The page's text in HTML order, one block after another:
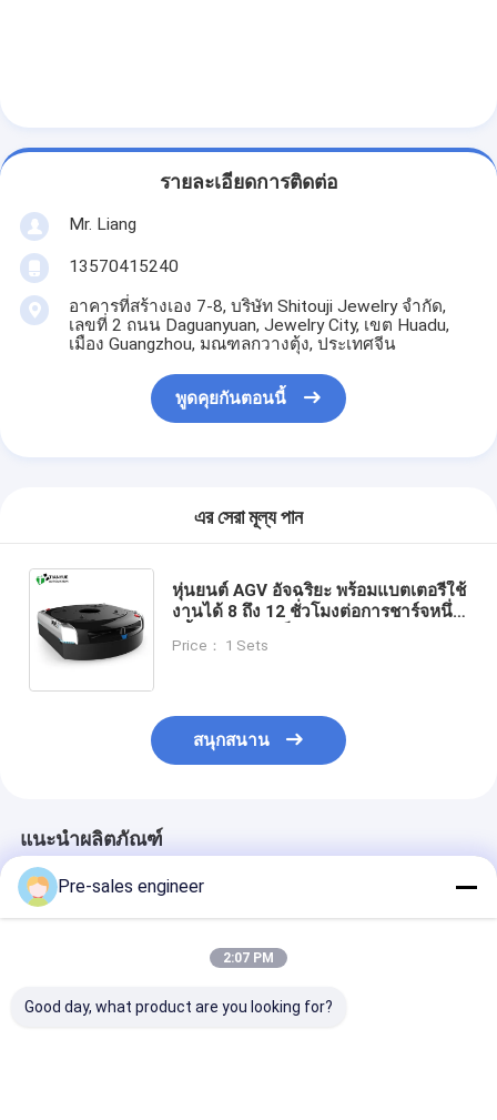
รายละเอียดการติดต่อ
Mr. Liang
13570415240
อาคารที่สร้างเอง 7-8, บริษัท Shitouji Jewelry จำกัด,
เลขที่ 2 ถนน Daguanyuan, Jewelry City, เขต Huadu,
เมือง Guangzhou, มณฑลกวางตุ้ง, ประเทศจีน
พูดคุยกันตอนนี้
এর সেরা মূল্য পান
หุ่นยนต์ AGV อัจฉริยะ พร้อมแบตเตอรี่ใช้
งานได้ 8 ถึง 12 ชั่วโมงต่อการชาร์จหนึ่ง
วินาที พร้อมระยะยก 0-60 มม.
Price： 1 Sets
สนุกสนาน
แนะนำผลิตภัณฑ์
Pre-sales engineer
2:07 PM
Good day, what product are you looking for?